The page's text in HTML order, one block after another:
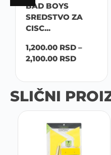
BAD BOYS
SREDSTVO ZA
CISC...
1,200.00 RSD –
2,100.00 RSD
SLIČNI